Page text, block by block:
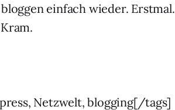
einfach wieder.
Netzwelt, blogging[/tags]